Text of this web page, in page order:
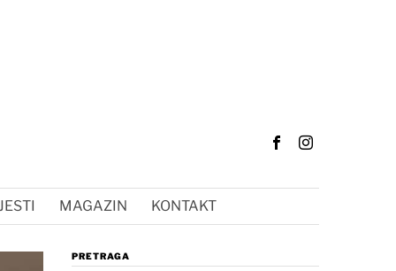
MAGAZIN KONTAKT
PRETRAGA